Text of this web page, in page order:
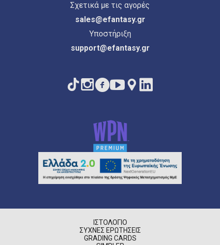
Σχετικά με τις αγορές
sales@efantasy.gr
Υποστήριξη
support@efantasy.gr
ΙΣΤΟΛΌΓΙΟ
ΣΥΧΝΈΣ ΕΡΩΤΉΣΕΙΣ
GRADING CARDS